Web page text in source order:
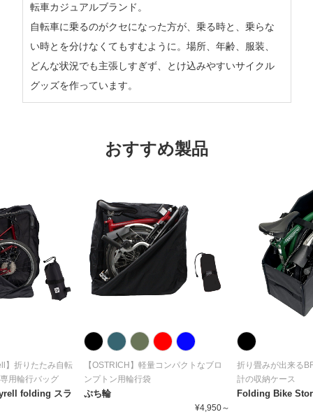
転車カジュアルブランド。
自転車に乗るのがクセになった方が、乗る時と、乗らな
い時とを分けなくてもすむように。場所、年齢、服装、
どんな状況でも主張しすぎず、とけ込みやすいサイクル
グッズを作っています。
おすすめ製品
】折りたたみ自転
用輪行バッグ
folding スラ
【OSTRICH】軽量コンパクトなブロ
ンプトン用輪行袋
ぷち輪
¥4,950～
折り畳みが出来る
計の収納ケース
Folding Bike